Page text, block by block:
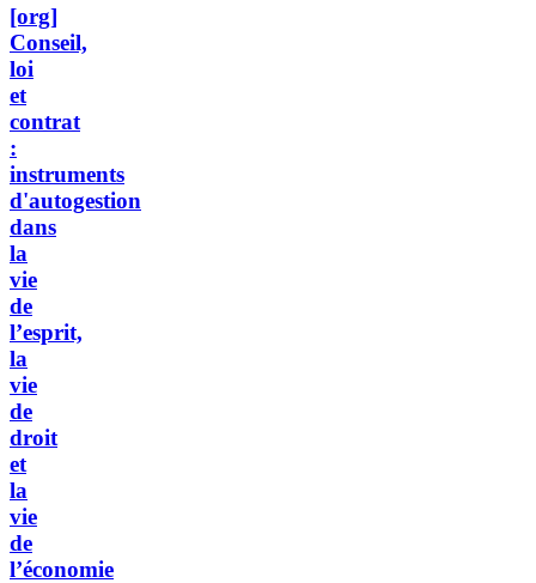
[org]
Conseil,
loi
et
contrat
:
instruments
d'autogestion
dans
la
vie
de
l’esprit,
la
vie
de
droit
et
la
vie
de
l’économie